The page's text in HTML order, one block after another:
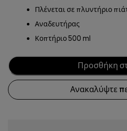
Πλένεται σε πλυντήριο
Αναδευτήρας
Κοπτήριο 500 ml
Προσθήκη
Ανακαλύψτε